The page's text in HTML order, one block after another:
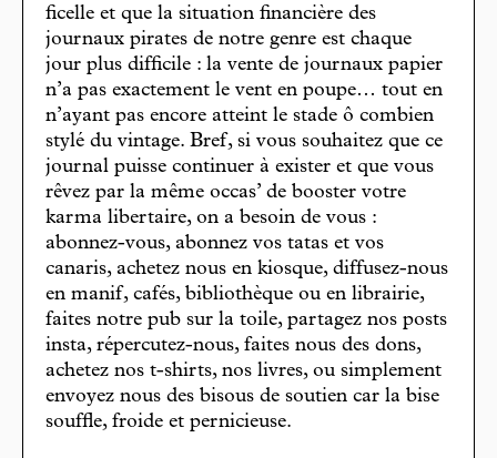
ficelle et que la situation financière des
journaux pirates de notre genre est chaque
jour plus difficile : la vente de journaux papier
n’a pas exactement le vent en poupe… tout en
n’ayant pas encore atteint le stade ô combien
stylé du vintage. Bref, si vous souhaitez que ce
journal puisse continuer à exister et que vous
rêvez par la même occas’ de booster votre
karma libertaire, on a besoin de vous :
abonnez-vous, abonnez vos tatas et vos
canaris, achetez nous en kiosque, diffusez-nous
en manif, cafés, bibliothèque ou en librairie,
faites notre pub sur la toile, partagez nos posts
insta, répercutez-nous, faites nous des dons,
achetez nos t-shirts, nos livres, ou simplement
envoyez nous des bisous de soutien car la bise
souffle, froide et pernicieuse.